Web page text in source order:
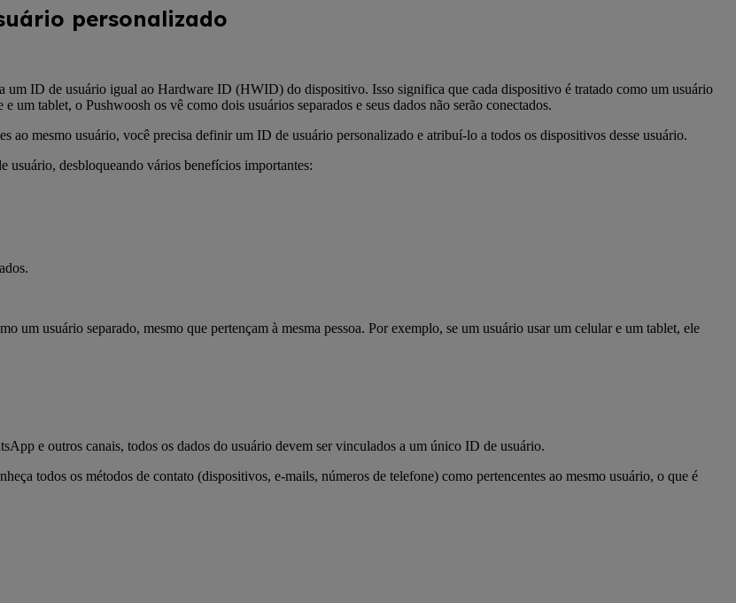
personalizado
um ID de usuário igual ao Hardware ID (HWID) do dispositivo. Isso significa que cada dispositivo é tratado como um usuário
um tablet, o Pushwoosh os vê como dois usuários separados e seus dados não serão conectados.
ao mesmo usuário, você precisa definir um ID de usuário personalizado e atribuí-lo a todos os dispositivos desse usuário.
usuário, desbloqueando vários benefícios importantes:
um usuário separado, mesmo que pertençam à mesma pessoa. Por exemplo, se um usuário usar um celular e um tablet, ele
e outros canais, todos os dados do usuário devem ser vinculados a um único ID de usuário.
todos os métodos de contato (dispositivos, e-mails, números de telefone) como pertencentes ao mesmo usuário, o que é